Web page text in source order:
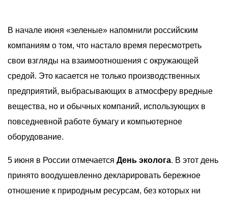
О компании
Акции
Реализованные проекты
Расчет
Блог
Заказать услугу
В начале июня «зеленые» напомнили российским
компаниям о том, что настало время пересмотреть
свои взгляды на взаимоотношения с окружающей
средой. Это касается не только производственных
предприятий, выбрасывающих в атмосферу вредные
вещества, но и обычных компаний, использующих в
повседневной работе бумагу и компьютерное
оборудование.
5 июня в России отмечается День эколога. В этот день
принято воодушевленно декларировать бережное
отношение к природным ресурсам, без которых ни